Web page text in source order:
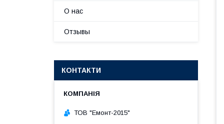
О нас
Отзывы
КОНТАКТИ
ТОВ "Емонт-2015"